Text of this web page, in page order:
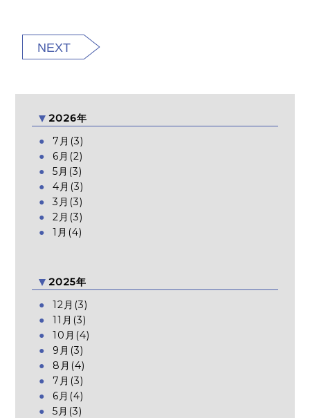
NEXT
2026年
7月(3)
6月(2)
5月(3)
4月(3)
3月(3)
2月(3)
1月(4)
2025年
12月(3)
11月(3)
10月(4)
9月(3)
8月(4)
7月(3)
6月(4)
5月(3)